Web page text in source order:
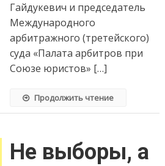
Гайдукевич и председатель
Международного
арбитражного (третейского)
суда «Палата арбитров при
Союзе юристов» […]
Продолжить чтение
Не выборы, а